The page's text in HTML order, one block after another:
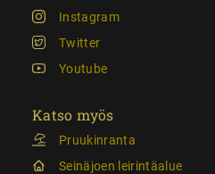
Instagram
Twitter
Youtube
Katso myös
Pruukinranta
Seinäjoen leirintäalue